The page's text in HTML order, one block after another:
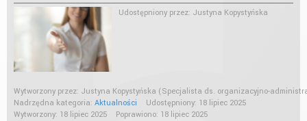
Udostępniony przez: Justyna Kopystyńska
Wytworzony przez: Justyna Kopystyńska (Specjalista ds. organizacyjno-
Nadrzędna kategoria: Aktualności
Udostępniony: 18 lipiec 2025
Wytworzony: 18 lipiec 2025
Poprawiono: 18 lipiec 2025